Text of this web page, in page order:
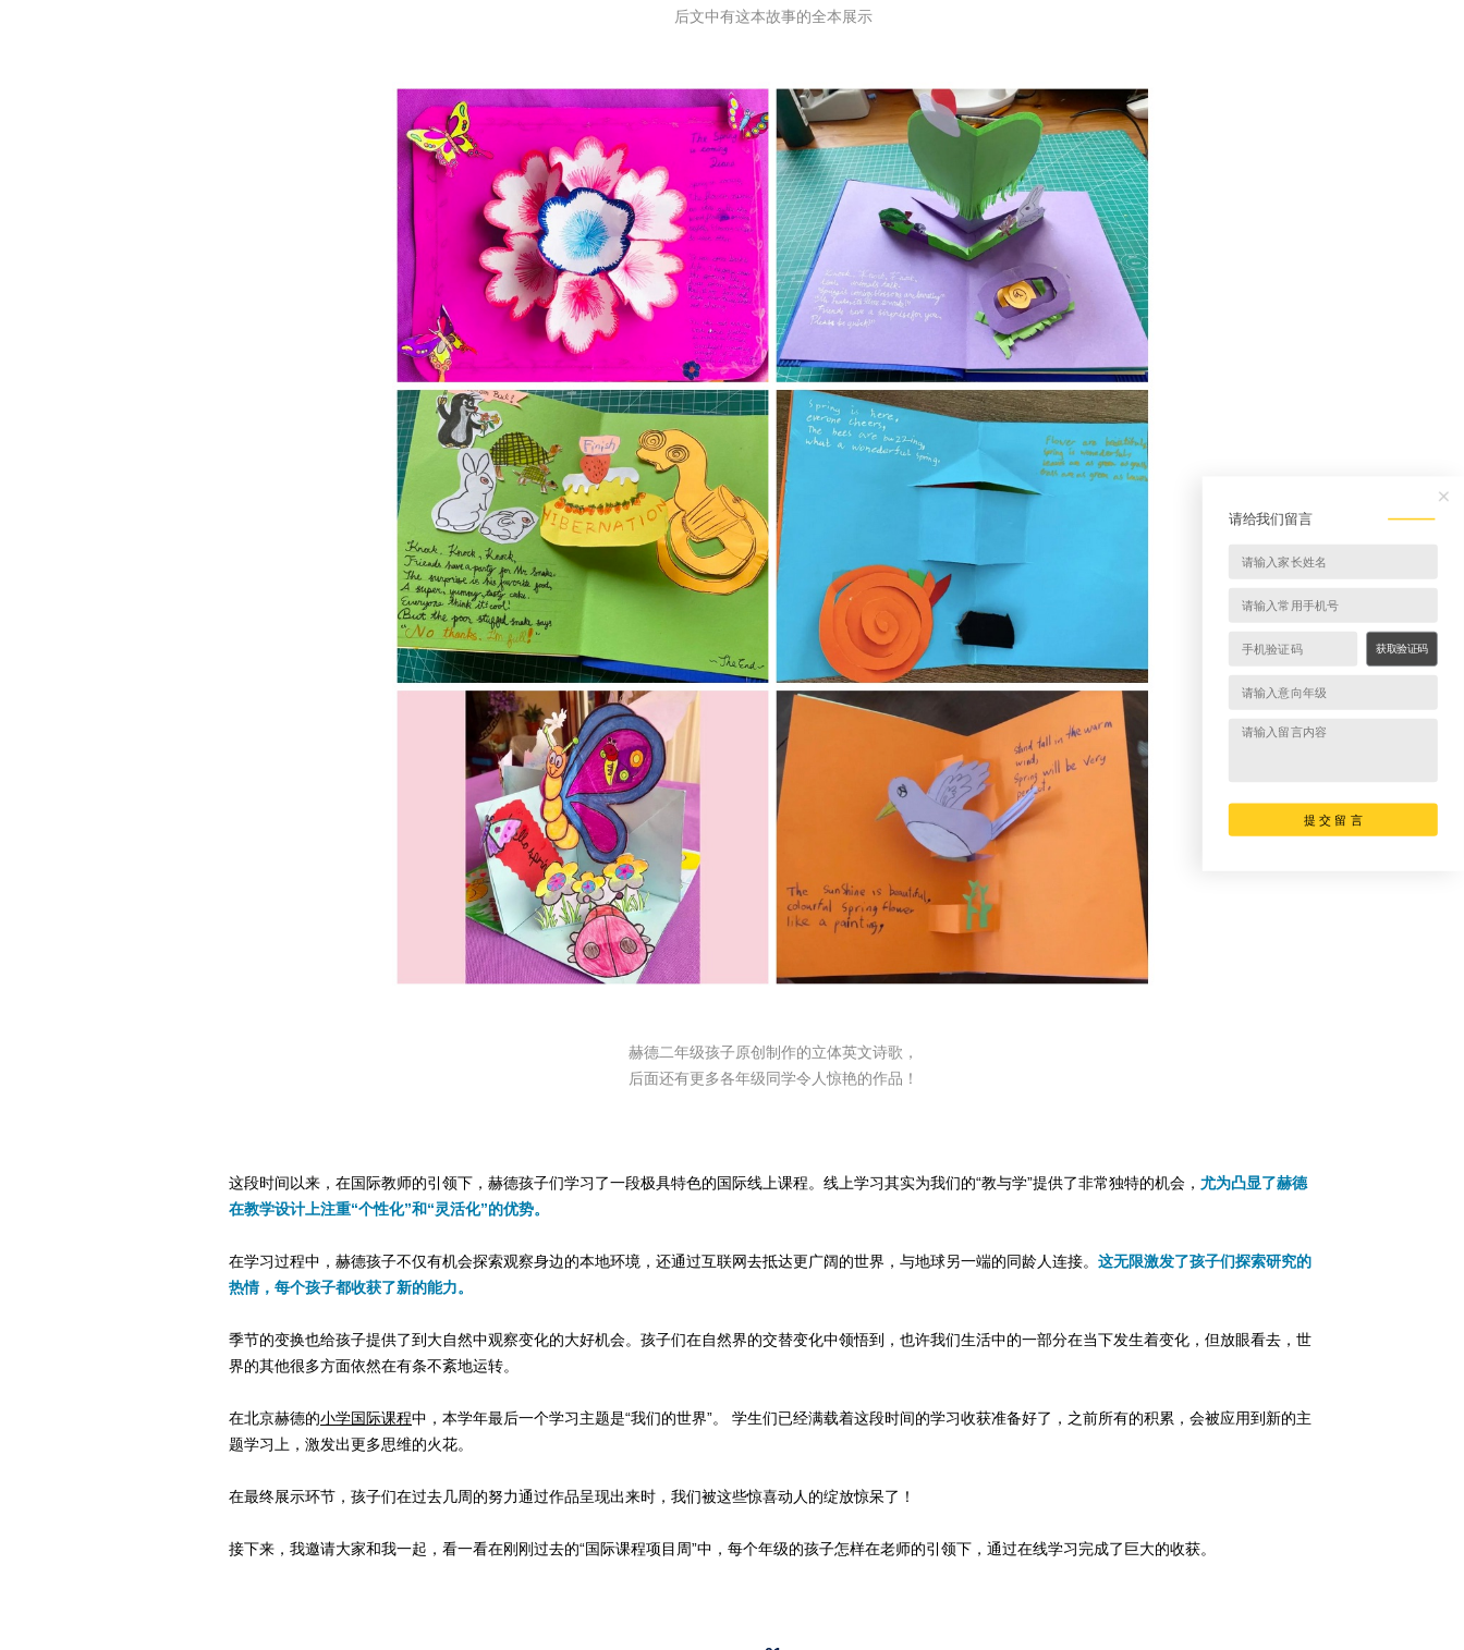
后文中有这本故事的全本展示
赫德二年级孩子原创制作的立体英文诗歌，
后面还有更多各年级同学令人惊艳的作品！
这段时间以来，在国际教师的引领下，赫德孩子们学习了一段极具特色的国际线上课程。线上学习其实为我们的“教与学”提供了非常独特的机会， 尤为凸显了赫德
在教学设计上注重“个性化”和“灵活化”的优势。
在学习过程中，赫德孩子不仅有机会探索观察身边的本地环境，还通过互联网去抵达更广阔的世界，与地球另一端的同龄人连接。 这无限激发了孩子们探索研究的
热情，每个孩子都收获了新的能力。
季节的变换也给孩子提供了到大自然中观察变化的大好机会。孩子们在自然界的交替变化中领悟到，也许我们生活中的一部分在当下发生着变化，但放眼看去，世
界的其他很多方面依然在有条不紊地运转。
在北京赫德的小学国际课程中，本学年最后一个学习主题是“我们的世界”。 学生们已经满载着这段时间的学习收获准备好了，之前所有的积累，会被应用到新的主
题学习上，激发出更多思维的火花。
在最终展示环节，孩子们在过去几周的努力通过作品呈现出来时，我们被这些惊喜动人的绽放惊呆了！
接下来，我邀请大家和我一起，看一看在刚刚过去的“国际课程项目周”中，每个年级的孩子怎样在老师的引领下，通过在线学习完成了巨大的收获。
请给我们留言
获取验证码
提 交 留 言